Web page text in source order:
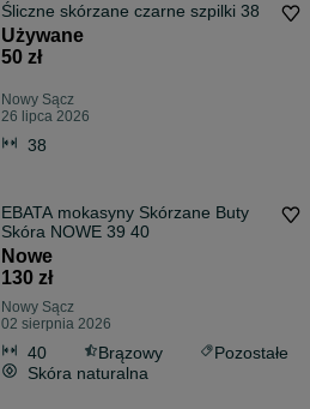
Śliczne skórzane czarne szpilki 38
Używane
50 zł
Nowy Sącz
26 lipca 2026
38
EBATA mokasyny Skórzane Buty
Skóra NOWE 39 40
Nowe
130 zł
Nowy Sącz
02 sierpnia 2026
40 Brązowy
Pozostałe
Skóra naturalna